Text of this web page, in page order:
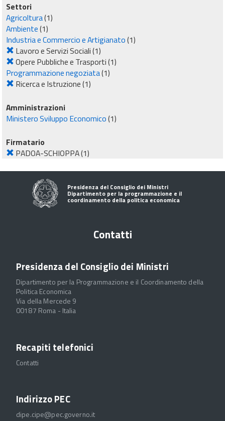
Settori
Agricoltura(1)
Ambiente(1)
Industria e Commercio e Artigianato(1)
Lavoro e Servizi Sociali(1)
Opere Pubbliche e Trasporti(1)
Programmazione negoziata(1)
Ricerca e Istruzione(1)
Amministrazioni
Ministero Sviluppo Economico(1)
Firmatario
PADOA-SCHIOPPA(1)
Presidenza del Consiglio dei Ministri
Dipartimento per la programmazione e il
coordinamento della politica economica
Contatti
Presidenza del Consiglio dei Ministri
Dipartimento per la Programmazione e il Coordinamento della
Politica Economica
Via della Mercede 9
00187 Roma - Italia
Recapiti telefonici
Contatti
Indirizzo PEC
dipe.cipe@pec.governo.it